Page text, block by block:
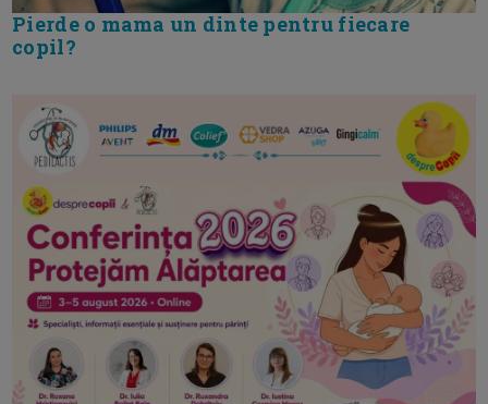
Pierde o mama un dinte pentru fiecare
copil?